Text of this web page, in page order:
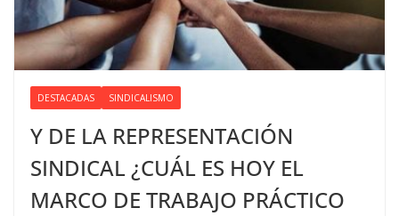
DESTACADAS SINDICALISMO
Y DE LA REPRESENTACIÓN
SINDICAL ¿CUÁL ES HOY EL
MARCO DE TRABAJO PRÁCTICO